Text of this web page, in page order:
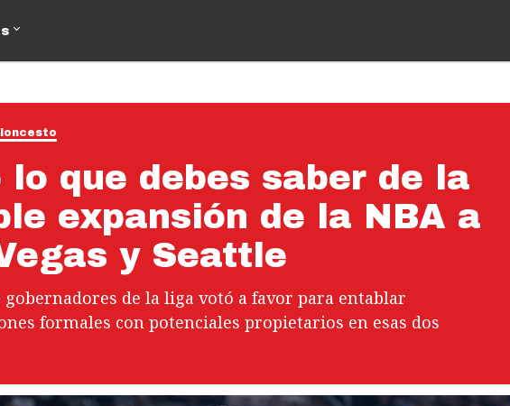
lo que debes saber de la
expansión de la NBA a
y Seattle
gobernadores de la liga votó a favor para entablar
formales con potenciales propietarios en esas dos